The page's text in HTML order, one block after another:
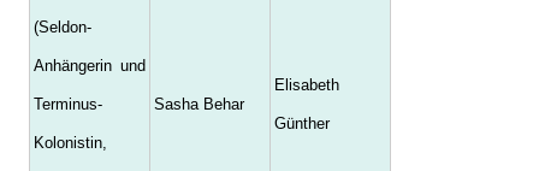
(Seldon-
Anhängerin und
Terminus-
Kolonistin,
Sasha Behar
Elisabeth
Günther